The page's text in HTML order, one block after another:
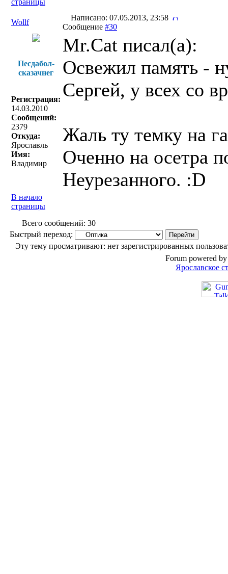
страницы
Wollf
Написано: 07.05.2013, 23:58
Сообщение #30
Песдабол-
сказачнег
Регистрация:
14.03.2010
Сообщений:
2379
Откуда:
Ярославль
Имя:
Владимир
Mr.Cat писал(a):
Освежил память -
Сергей, у всех со
Жаль ту темку на
Оченно на осетра
Неурезанного. :D
В начало
страницы
Всего сообщений: 30
Быстрый переход:
Эту тему просматривают: нет зарегистрированных
Forum powered
Ярославское